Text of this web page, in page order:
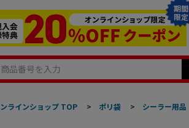
期間
限定
ラインショップ TOP > ポリ袋 > シーラー用品